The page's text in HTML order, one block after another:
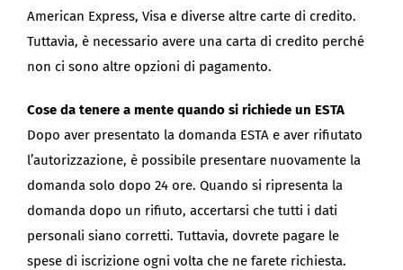
American Express, Visa e diverse altre carte di credito.
Tuttavia, è necessario avere una carta di credito perché
non ci sono altre opzioni di pagamento.
Cose da tenere a mente quando si richiede un ESTA
Dopo aver presentato la domanda ESTA e aver rifiutato
l’autorizzazione, è possibile presentare nuovamente la
domanda solo dopo 24 ore. Quando si ripresenta la
domanda dopo un rifiuto, accertarsi che tutti i dati
personali siano corretti. Tuttavia, dovrete pagare le
spese di iscrizione ogni volta che ne farete richiesta.